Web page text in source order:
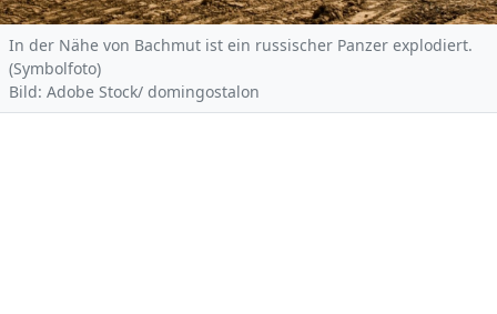
In der Nähe von Bachmut ist ein russischer Panzer explodiert.
(Symbolfoto)
Bild: Adobe Stock/ domingostalon